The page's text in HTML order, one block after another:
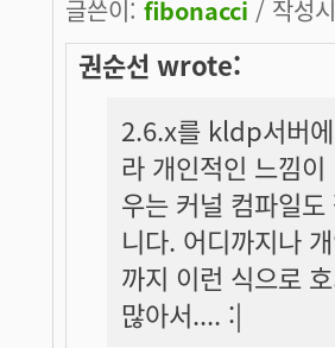
글쓴이: fibonacci / 작성
권순선 wrote:
2.6.x를 kldp서버
라 개인적인 느낌
우는 커널 컴파일
니다. 어디까지나
까지 이런 식으로
많아서.... :|